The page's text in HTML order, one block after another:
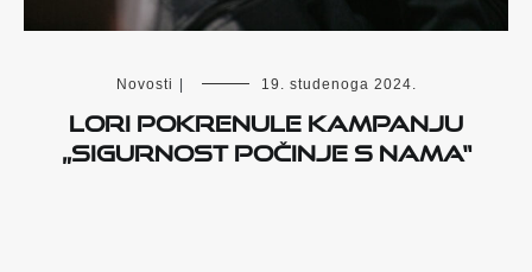
Novosti 19. studenoga 2024.
LORI pokrenule kampanju
„Sigurnost počinje s nama“